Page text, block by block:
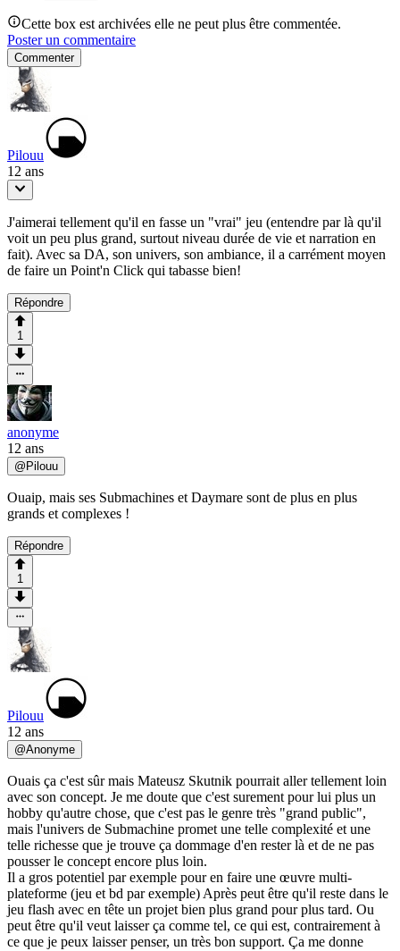
Cette box est archivées elle ne peut plus être commentée.
Poster un commentaire
Commenter
Pilouu
12 ans
J'aimerai tellement qu'il en fasse un "vrai" jeu (entendre par là qu'il
voit un peu plus grand, surtout niveau durée de vie et narration en
fait). Avec sa DA, son univers, son ambiance, il a carrément moyen
de faire un Point'n Click qui tabasse bien!
Répondre
1
anonyme
12 ans
@Pilouu
Ouaip, mais ses Submachines et Daymare sont de plus en plus
grands et complexes !
Répondre
1
Pilouu
12 ans
@Anonyme
Ouais ça c'est sûr mais Mateusz Skutnik pourrait aller tellement loin
avec son concept. Je me doute que c'est surement pour lui plus un
hobby qu'autre chose, que c'est pas le genre très "grand public",
mais l'univers de Submachine promet une telle complexité et une
telle richesse que je trouve ça dommage d'en rester là et de ne pas
pousser le concept encore plus loin.
Il a gros potentiel par exemple pour en faire une œuvre multi-
plateforme (jeu et bd par exemple) Après peut être qu'il reste dans le
jeu flash avec en tête un projet bien plus grand pour plus tard. Ou
peut être qu'il veut laisser ça comme tel, ce qui est, contrairement à
ce que je peux laisser penser, un très bon support. Ça me donne